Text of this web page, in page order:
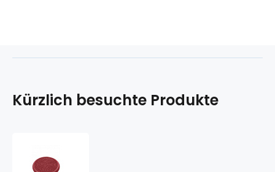
Kürzlich besuchte Produkte